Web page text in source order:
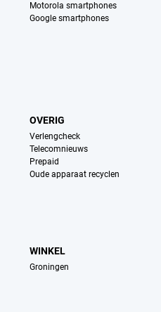
Motorola smartphones
Google smartphones
OVERIG
Verlengcheck
Telecomnieuws
Prepaid
Oude apparaat recyclen
WINKEL
Groningen